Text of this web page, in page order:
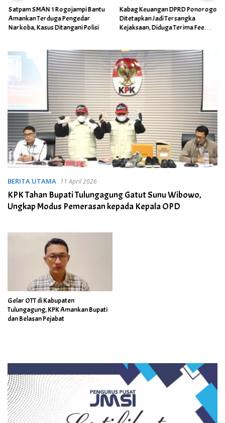
Satpam SMAN 1 Rogojampi Bantu
Amankan Terduga Pengedar
Narkoba, Kasus Ditangani Polisi
Kabag Keuangan DPRD Ponorogo
Ditetapkan Jadi Tersangka
Kejaksaan, Diduga Terima Fee
BERITA UTAMA 11 April 2026
KPK Tahan Bupati Tulungagung Gatut Sunu Wibowo,
Ungkap Modus Pemerasan kepada Kepala OPD
Gelar OTT di Kabupaten
Tulungagung, KPK Amankan Bupati
dan Belasan Pejabat